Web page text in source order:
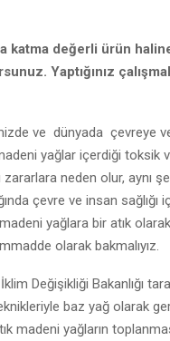
katma değerli ürün
Yaptığınız
ve dünyada çevreye
yağlar içerdiği toksik
zararlara neden olur, aynı
çevre ve insan sağlığı
yağlara bir atık
olarak bakmalıyız.
Değişikliği Bakanlığı
baz yağ olarak
madeni yağların